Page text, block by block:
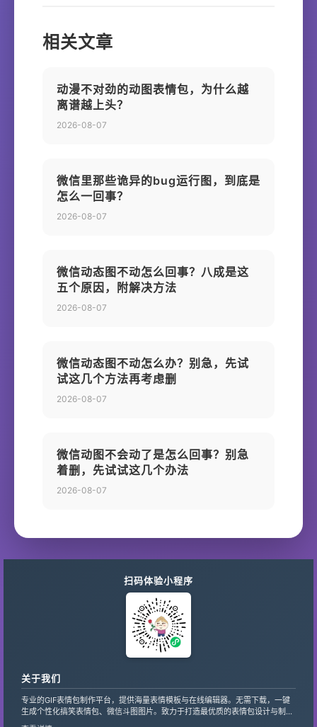
相关文章
动漫不对劲的动图表情包，为什么越
离谱越上头？
2026-08-07
微信里那些诡异的bug运行图，到底是
怎么一回事？
2026-08-07
微信动态图不动怎么回事？八成是这
五个原因，附解决方法
2026-08-07
微信动态图不动怎么办？别急，先试
试这几个方法再考虑删
2026-08-07
微信动图不会动了是怎么回事？别急
着删，先试试这几个办法
2026-08-07
扫码体验小程序
关于我们
专业的GIF表情包制作平台，提供海量表情模板与在线编辑器。无需下载，一键
生成个性化搞笑表情包、微信斗图图片。致力于打造最优质的表情包设计与制作
服务，支持自定义文字、贴纸，让创意轻松变现。